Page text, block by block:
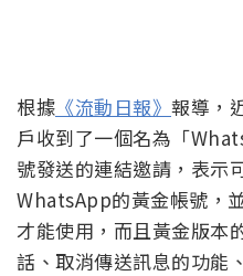
根據 《流動日報》 報導，
戶收到了一個名為「
號發送的連結邀請，表示
WhatsApp的黃金帳號，
才能使用，而且黃金版本
話、取消傳送訊息的功能